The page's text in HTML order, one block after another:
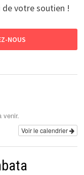
votre soutien !
NOUS
venir.
Voir le calendrier